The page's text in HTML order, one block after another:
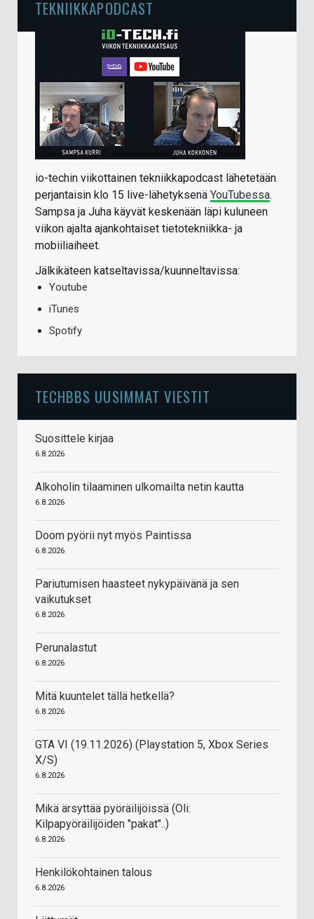
TEKNIIKKAPODCAST
io-techin viikottainen tekniikkapodcast lähetetään
perjantaisin klo 15 live-lähetyksenä YouTubessa.
Sampsa ja Juha käyvät keskenään läpi kuluneen
viikon ajalta ajankohtaiset tietotekniikka- ja
mobiiliaiheet.
Jälkikäteen katseltavissa/kuunneltavissa:
Youtube
iTunes
Spotify
TECHBBS UUSIMMAT VIESTIT
Suosittele kirjaa
6.8.2026
Alkoholin tilaaminen ulkomailta netin kautta
6.8.2026
Doom pyörii nyt myös Paintissa
6.8.2026
Pariutumisen haasteet nykypäivänä ja sen
vaikutukset
6.8.2026
Perunalastut
6.8.2026
Mitä kuuntelet tällä hetkellä?
6.8.2026
GTA VI (19.11.2026) (Playstation 5, Xbox Series
X/S)
6.8.2026
Mikä ärsyttää pyöräilijöissä (Oli:
Kilpapyöräilijöiden "pakat"..)
6.8.2026
Henkilökohtainen talous
6.8.2026